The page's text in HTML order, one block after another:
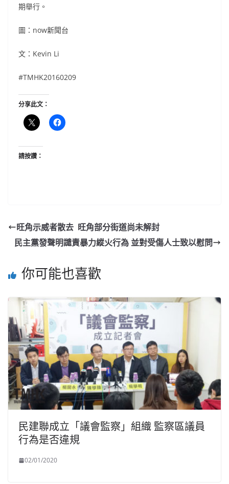
期舉行。
圖：now新聞台
文：Kevin Li
#TMHK20160209
分享此文：
請按讚：
旺角示威者散去 旺角部分街道尚未解封
民主黨發聲明譴責暴力縱火行為 並對受傷人士致以慰問
你可能也喜歡
民建聯成立「議會監察」組織 監察區議員
行為是否違規
02/01/2020